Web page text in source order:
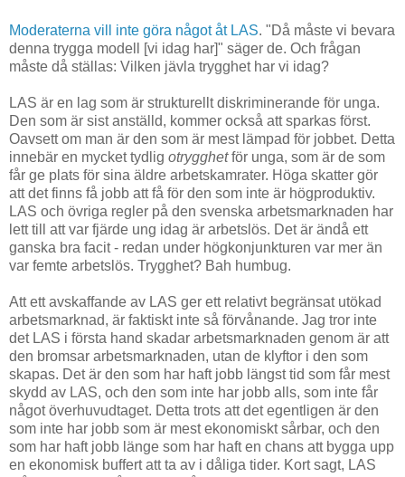
Moderaterna vill inte göra något åt LAS. "Då måste vi bevara
denna trygga modell [vi idag har]" säger de. Och frågan
måste då ställas: Vilken jävla trygghet har vi idag?
LAS är en lag som är strukturellt diskriminerande för unga.
Den som är sist anställd, kommer också att sparkas först.
Oavsett om man är den som är mest lämpad för jobbet. Detta
innebär en mycket tydlig otrygghetför unga, som är de som
får ge plats för sina äldre arbetskamrater. Höga skatter gör
att det finns få jobb att få för den som inte är högproduktiv.
LAS och övriga regler på den svenska arbetsmarknaden har
lett till att var fjärde ung idag är arbetslös. Det är ändå ett
ganska bra facit - redan under högkonjunkturen var mer än
var femte arbetslös. Trygghet? Bah humbug.
Att ett avskaffande av LAS ger ett relativt begränsat utökad
arbetsmarknad, är faktiskt inte så förvånande. Jag tror inte
det LAS i första hand skadar arbetsmarknaden genom är att
den bromsar arbetsmarknaden, utan de klyftor i den som
skapas. Det är den som har haft jobb längst tid som får mest
skydd av LAS, och den som inte har jobb alls, som inte får
något överhuvudtaget. Detta trots att det egentligen är den
som inte har jobb som är mest ekonomiskt sårbar, och den
som har haft jobb länge som har haft en chans att bygga upp
en ekonomisk buffert att ta av i dåliga tider. Kort sagt, LAS